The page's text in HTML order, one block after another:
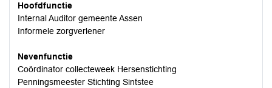
Hoofdfunctie
Internal Auditor gemeente Assen
Informele zorgverlener
Nevenfunctie
Coördinator collecteweek Hersenstichting
Penningsmeester Stichting Sintstee